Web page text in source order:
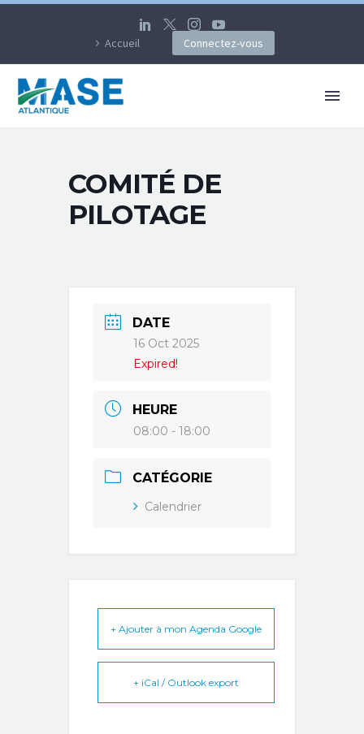
Accueil Connectez-vous
COMITÉ DE
PILOTAGE
DATE
16 Oct 2025
Expired!
HEURE
08:00 - 18:00
CATÉGORIE
Calendrier
+ Ajouter à mon Agenda Google
+ iCal / Outlook export